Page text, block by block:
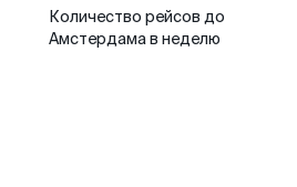
Количество рейсов до
Амстердама в неделю